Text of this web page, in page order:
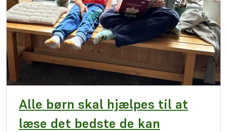
Alle børn skal hjælpes til at
læse det bedste de kan